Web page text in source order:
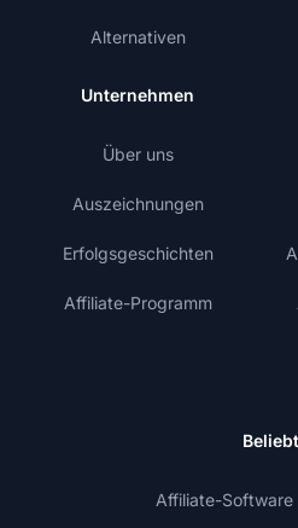
Alternativen
Unternehmen
Über uns
Auszeichnungen
Erfolgsgeschichten
Affiliate-Programm
Beliebt
Affiliate-